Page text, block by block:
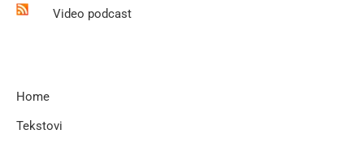
Video podcast
Home
Tekstovi